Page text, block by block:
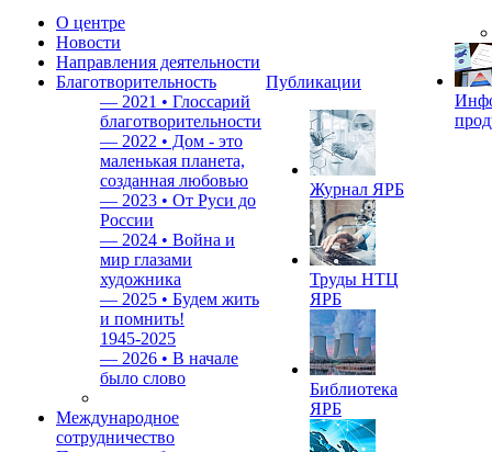
О центре
Новости
Направления деятельности
Благотворительность
— 2021 • Глоссарий
благотворительности
— 2022 • Дом - это
маленькая планета,
созданная любовью
— 2023 • От Руси до
России
— 2024 • Война и
мир глазами
художника
— 2025 • Будем жить
и помнить!
1945-2025
— 2026 • В начале
было слово
Международное
сотрудничество
Публикации
Журнал ЯРБ
Труды НТЦ
ЯРБ
Библиотека
ЯРБ